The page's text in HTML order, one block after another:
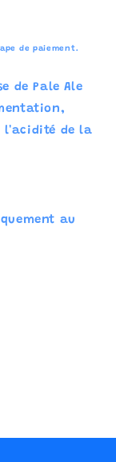
de paiement.
de Pale Ale
l'acidité de la
au